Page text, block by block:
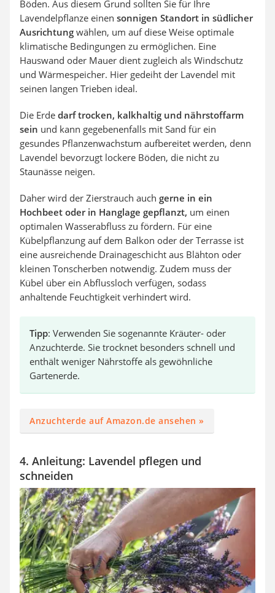
Böden. Aus diesem Grund sollten Sie für Ihre
Lavendelpflanze einen sonnigen Standort in südlicher
Ausrichtung wählen, um auf diese Weise optimale
klimatische Bedingungen zu ermöglichen. Eine
Hauswand oder Mauer dient zugleich als Windschutz
und Wärmespeicher. Hier gedeiht der Lavendel mit
seinen langen Trieben ideal.
Die Erde darf trocken, kalkhaltig und nährstoffarm
sein und kann gegebenenfalls mit Sand für ein
gesundes Pflanzenwachstum aufbereitet werden, denn
Lavendel bevorzugt lockere Böden, die nicht zu
Staunässe neigen.
Daher wird der Zierstrauch auch gerne in ein
Hochbeet oder in Hanglage gepflanzt, um einen
optimalen Wasserabfluss zu fördern. Für eine
Kübelpflanzung auf dem Balkon oder der Terrasse ist
eine ausreichende Drainageschicht aus Blähton oder
kleinen Tonscherben notwendig. Zudem muss der
Kübel über ein Abflussloch verfügen, sodass
anhaltende Feuchtigkeit verhindert wird.
Tipp: Verwenden Sie sogenannte Kräuter- oder
Anzuchterde. Sie trocknet besonders schnell und
enthält weniger Nährstoffe als gewöhnliche
Gartenerde.
Anzuchterde auf Amazon.de ansehen »
4. Anleitung: Lavendel pflegen und
schneiden